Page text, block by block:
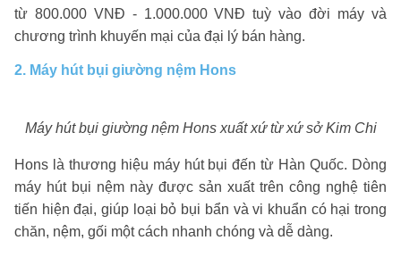
từ 800.000 VNĐ - 1.000.000 VNĐ tuỳ vào đời máy và
chương trình khuyến mại của đại lý bán hàng.
2. Máy hút bụi giường nệm Hons
Máy hút bụi giường nệm Hons xuất xứ từ xứ sở Kim Chi
Hons là thương hiệu máy hút bụi đến từ Hàn Quốc. Dòng
máy hút bụi nệm này được sản xuất trên công nghệ tiên
tiến hiện đại, giúp loại bỏ bụi bẩn và vi khuẩn có hại trong
chăn, nệm, gối một cách nhanh chóng và dễ dàng.